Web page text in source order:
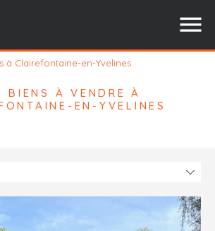
à Clairefontaine-en-Yvelines
BIENS À VENDRE À
EN-YVELINES